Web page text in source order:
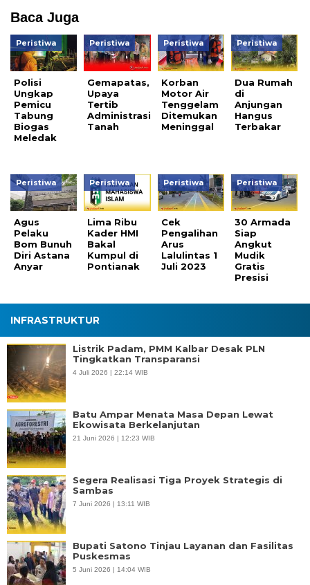
Baca Juga
Peristiwa
Polisi
Ungkap
Pemicu
Tabung
Biogas
Meledak
Peristiwa
Gemapatas,
Upaya
Tertib
Administrasi
Tanah
Peristiwa
Korban
Motor Air
Tenggelam
Ditemukan
Meninggal
Peristiwa
Dua Rumah
di
Anjungan
Hangus
Terbakar
Peristiwa
Agus
Pelaku
Bom Bunuh
Diri Astana
Anyar
Peristiwa
Lima Ribu
Kader HMI
Bakal
Kumpul di
Pontianak
Peristiwa
Cek
Pengalihan
Arus
Lalulintas 1
Juli 2023
Peristiwa
30 Armada
Siap
Angkut
Mudik
Gratis
Presisi
INFRASTRUKTUR
Listrik Padam, PMM Kalbar Desak PLN
Tingkatkan Transparansi
4 Juli 2026 | 22:14 WIB
Batu Ampar Menata Masa Depan Lewat
Ekowisata Berkelanjutan
21 Juni 2026 | 12:23 WIB
Segera Realisasi Tiga Proyek Strategis di
Sambas
7 Juni 2026 | 13:11 WIB
Bupati Satono Tinjau Layanan dan Fasilitas
Puskesmas
5 Juni 2026 | 14:04 WIB